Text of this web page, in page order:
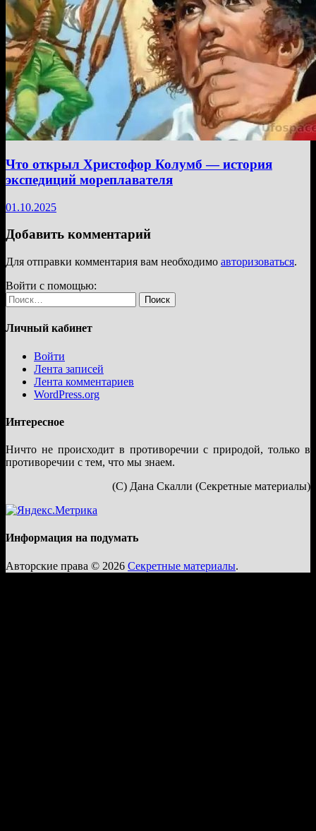
Что открыл Христофор Колумб — история
экспедиций мореплавателя
01.10.2025
Добавить комментарий
Для отправки комментария вам необходимо авторизоваться.
Войти с помощью:
Найти:
Личный кабинет
Войти
Лента записей
Лента комментариев
WordPress.org
Интересное
Ничто не происходит в противоречии с природой, только в
противоречии с тем, что мы знаем.
(С) Дана Скалли (Секретные материалы)
Информация на подумать
Авторские права © 2026 Секретные материалы.